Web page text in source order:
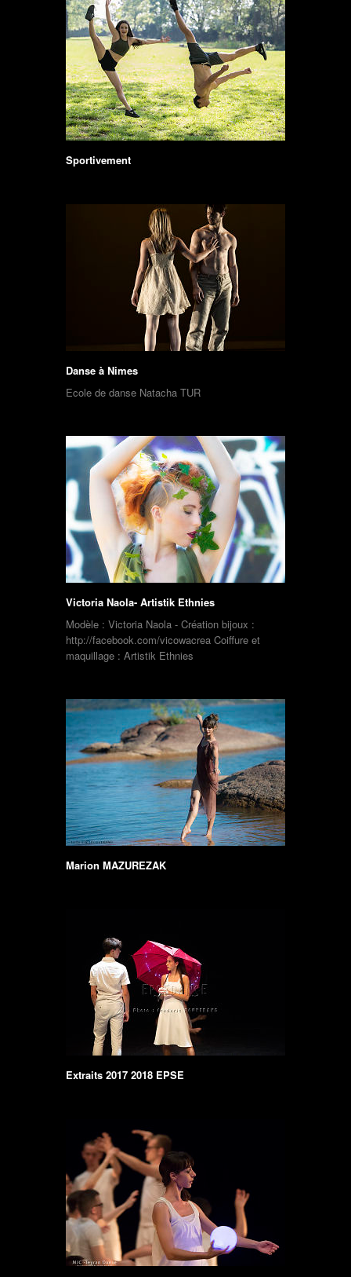
Sportivement
Danse à Nimes
Ecole de danse Natacha TUR
Victoria Naola- Artistik Ethnies
Modèle : Victoria Naola - Création bijoux :
http://facebook.com/vicowacrea Coiffure et
maquillage : Artistik Ethnies
Marion MAZUREZAK
Extraits 2017 2018 EPSE